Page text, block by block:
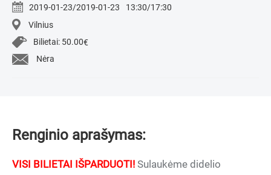
2019-01-23/2019-01-23
13:30/17:30
Vilnius
Bilietai: 50.00€
Nėra
Renginio aprašymas:
VISI BILIETAI IŠPARDUOTI! Sulaukėme didelio